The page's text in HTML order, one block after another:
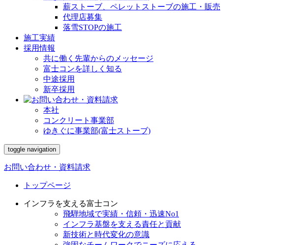
薪ストーブ、ペレットストーブの施工・販売
代理店募集
落雪STOPの施工
施工実績
採用情報
共に働く先輩からのメッセージ
富士コンを詳しく知る
中途採用
新卒採用
本社
コンクリート事業部
ゆきぐに事業部(富士ストーブ)
toggle navigation
お問い合わせ・資料請求
トップページ
インフラを支える富士コン
飛騨地域で実績・信頼・迅速No1
インフラ基盤を支える責任と貢献
新技術と時代変化の意識